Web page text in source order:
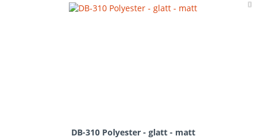
DB-310 Polyester - glatt - matt